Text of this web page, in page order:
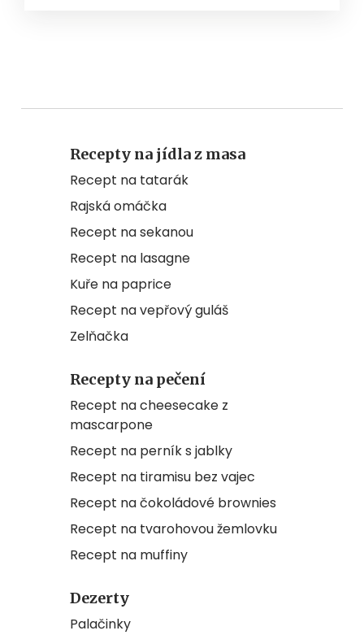
Recepty na jídla z masa
Recept na tatarák
Rajská omáčka
Recept na sekanou
Recept na lasagne
Kuře na paprice
Recept na vepřový guláš
Zelňačka
Recepty na pečení
Recept na cheesecake z
mascarpone
Recept na perník s jablky
Recept na tiramisu bez vajec
Recept na čokoládové brownies
Recept na tvarohovou žemlovku
Recept na muffiny
Dezerty
Palačinky